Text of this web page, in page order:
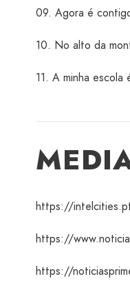
09. Agora é
10. No alto da
11. A minha
https://
https://
https://